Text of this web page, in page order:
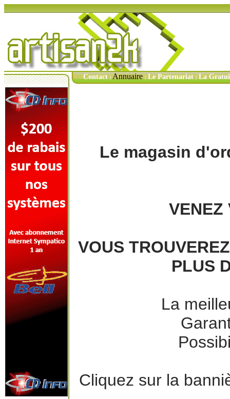
Contact |Annuaire| Le Partenariat | La
Le magasin
VENEZ
VOUS
PLUS
La
Cliquez sur la